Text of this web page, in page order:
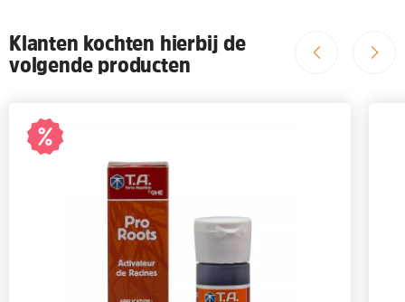
Klanten kochten hierbij de
volgende producten